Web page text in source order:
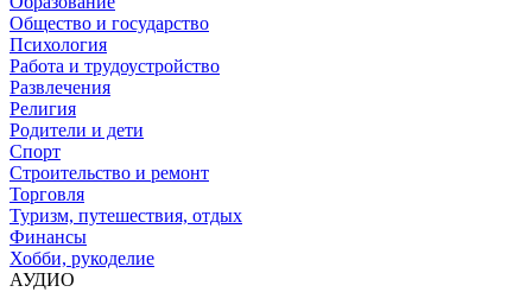
Общество и государство
Психология
Работа и трудоустройство
Развлечения
Религия
Родители и дети
Спорт
Строительство и ремонт
Торговля
Туризм, путешествия, отдых
Финансы
Хобби, рукоделие
АУДИО